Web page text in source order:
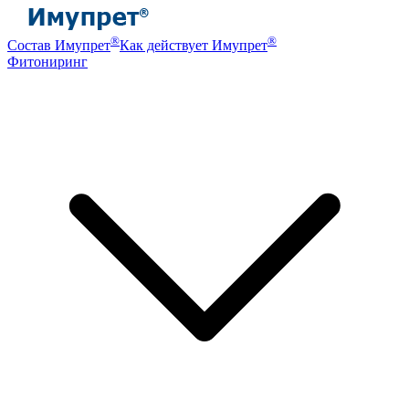
Состав Имупрет®Как действует Имупрет®
Фитониринг